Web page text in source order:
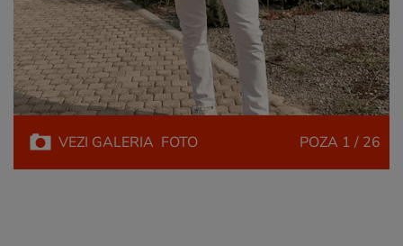
VEZI GALERIA FOTO POZA 1 / 26